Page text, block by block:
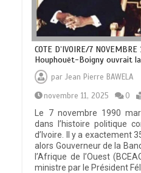
COTE D’IVOIRE/7
Houphouët-Boigny ouvrait
parJean Pierre BAWELA
novembre 11, 2025
0
Le 7 novembre 1990
dans l’histoire politique
d’Ivoire. Il y a exactement
alors Gouverneur de la
l’Afrique de l’Ouest
ministre par le Président